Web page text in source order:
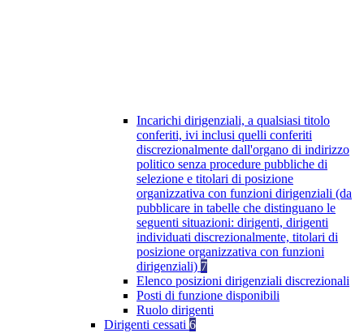
Incarichi dirigenziali, a qualsiasi titolo
conferiti, ivi inclusi quelli conferiti
discrezionalmente dall'organo di indirizzo
politico senza procedure pubbliche di
selezione e titolari di posizione
organizzativa con funzioni dirigenziali (da
pubblicare in tabelle che distinguano le
seguenti situazioni: dirigenti, dirigenti
individuati discrezionalmente, titolari di
posizione organizzativa con funzioni
dirigenziali) 7
Elenco posizioni dirigenziali discrezionali
Posti di funzione disponibili
Ruolo dirigenti
Dirigenti cessati 6